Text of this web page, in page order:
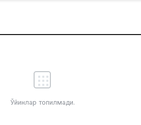
Ўйинлар топилмади.